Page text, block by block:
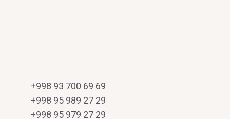
+998 93 700 69 69
+998 95 989 27 29
+998 95 979 27 29